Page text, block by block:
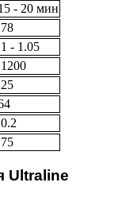
- 20 мин
78
1 - 1.05
1200
25
0.2
75
Ultraline